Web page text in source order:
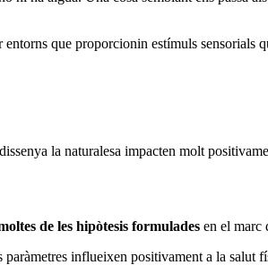
que proporcionin estímuls sensorials
la naturalesa impacten molt
de les hipòtesis formulades en el marc
influeixen positivament a la salut